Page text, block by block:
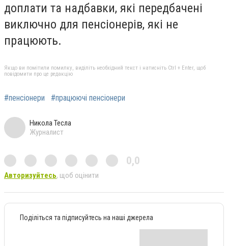
доплати та надбавки, які передбачені
виключно для пенсіонерів, які не
працюють.
Якщо ви помітили помилку, виділіть необхідний текст і натисніть Ctrl + Enter, щоб
повідомити про це редакцію
#пенсіонери #працюючі пенсіонери
Никола Тесла
Журналист
0,0
Авторизуйтесь, щоб оцінити
Поділіться та підписуйтесь на наші джерела